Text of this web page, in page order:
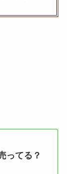
ってる？